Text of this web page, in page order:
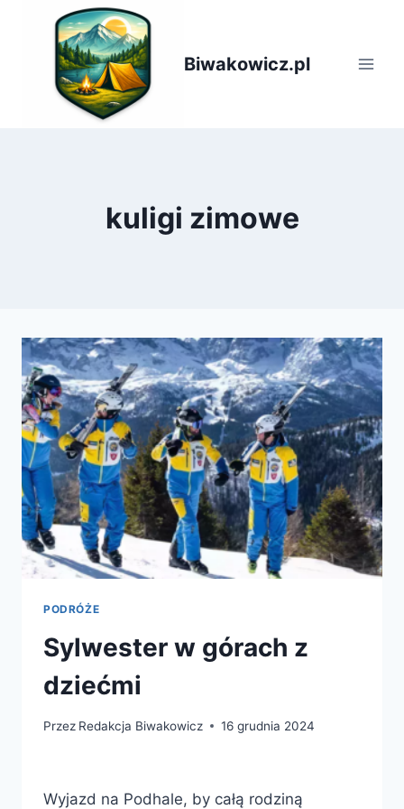
Biwakowicz.pl
kuligi zimowe
PODRÓŻE
Sylwester w górach z
dziećmi
Przez Redakcja Biwakowicz 16 grudnia 2024
Wyjazd na Podhale, by całą rodziną